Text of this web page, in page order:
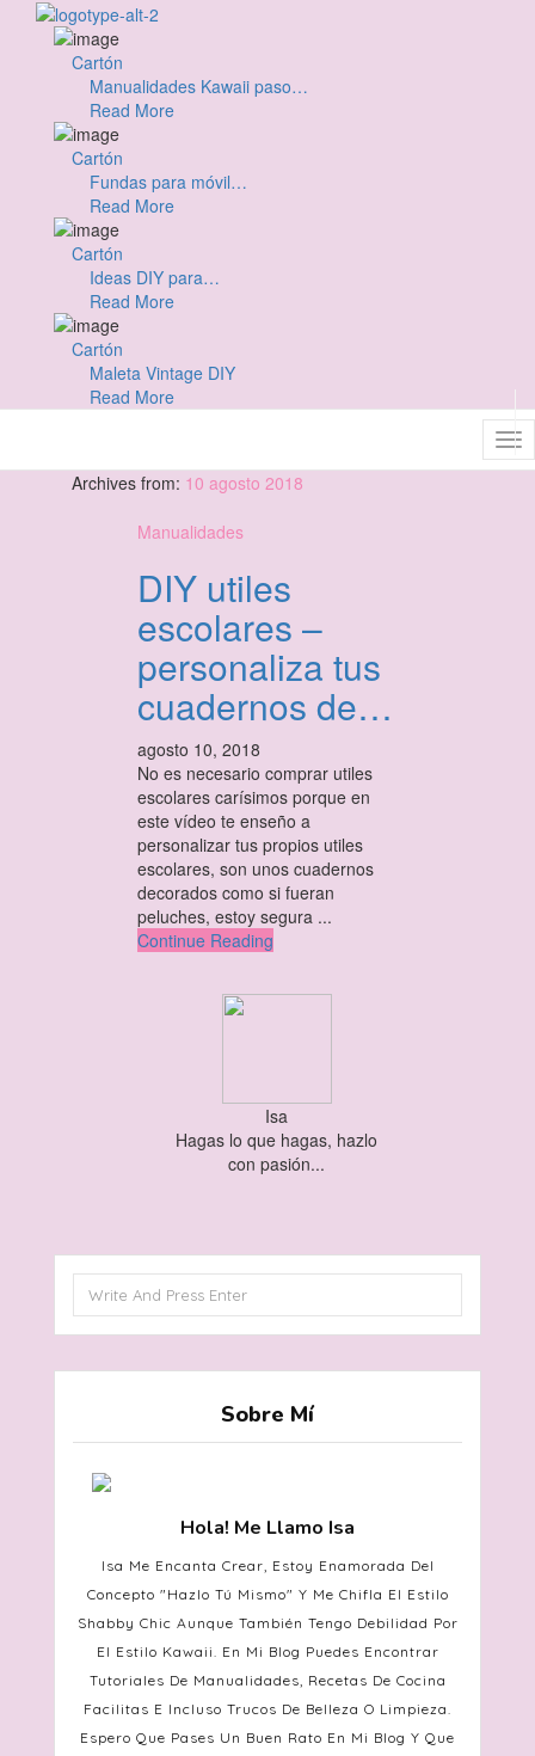
Cartón
Manualidades Kawaii paso…
Read More
Cartón
Fundas para móvil…
Read More
Cartón
Ideas DIY para…
Read More
Cartón
Maleta Vintage DIY
Read More
Archives from: 10 agosto 2018
Manualidades
DIY utiles
escolares –
personaliza tus
cuadernos de…
agosto 10, 2018
No es necesario comprar utiles
escolares carísimos porque en
este vídeo te enseño a
personalizar tus propios utiles
escolares, son unos cuadernos
decorados como si fueran
peluches, estoy segura ...
Continue Reading
Isa
Hagas lo que hagas, hazlo
con pasión...
Sobre Mí
Hola! Me Llamo Isa
Isa Me Encanta Crear, Estoy Enamorada Del
Concepto "hazlo Tú Mismo" Y Me Chifla El Estilo
Shabby Chic Aunque También Tengo Debilidad Por
El Estilo Kawaii. En Mi Blog Puedes Encontrar
Tutoriales De Manualidades, Recetas De Cocina
Facilitas E Incluso Trucos De Belleza O Limpieza.
Espero Que Pases Un Buen Rato En Mi Blog Y Que